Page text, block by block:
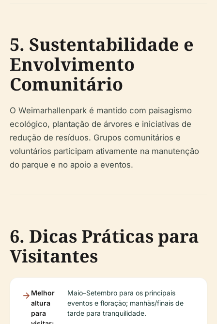
5. Sustentabilidade e
Envolvimento
Comunitário
O Weimarhallenpark é mantido com paisagismo
ecológico, plantação de árvores e iniciativas de
redução de resíduos. Grupos comunitários e
voluntários participam ativamente na manutenção
do parque e no apoio a eventos.
6. Dicas Práticas para
Visitantes
Melhor
altura
para
Maio–Setembro para os principais
eventos e floração; manhãs/finais de
tarde para tranquilidade.